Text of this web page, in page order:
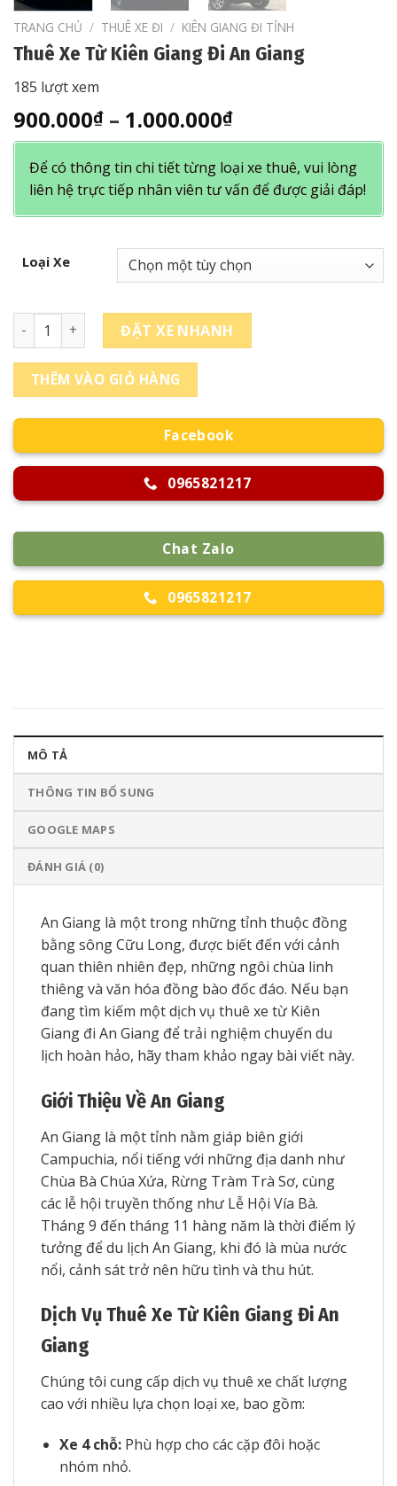
TRANG CHỦ / THUÊ XE ĐI / KIÊN GIANG ĐI TỈNH
Thuê Xe Từ Kiên Giang Đi An Giang
185 lượt xem
900.000₫ – 1.000.000₫Khoảng
giá:
từ
900.000₫
đến
1.000.000₫
Để có thông tin chi tiết từng loại xe thuê, vui lòng
liên hệ trực tiếp nhân viên tư vấn để được giải đáp!
Loại Xe
Thuê Xe Từ Kiên Giang Đi An Giang số lượng
ĐẶT XE NHANH
THÊM VÀO GIỎ HÀNG
Facebook
0965821217
Chat Zalo
0965821217
MÔ TẢ
THÔNG TIN BỔ SUNG
GOOGLE MAPS
ĐÁNH GIÁ (0)
An Giang là một trong những tỉnh thuộc đồng
bằng sông Cữu Long, được biết đến với cảnh
quan thiên nhiên đẹp, những ngôi chùa linh
thiêng và văn hóa đồng bào đốc đáo. Nếu bạn
đang tìm kiếm một dịch vụ thuê xe từ Kiên
Giang đi An Giang để trải nghiệm chuyến du
lịch hoàn hảo, hãy tham khảo ngay bài viết này.
Giới Thiệu Về An Giang
An Giang là một tỉnh nằm giáp biên giới
Campuchia, nổi tiếng với những địa danh như
Chùa Bà Chúa Xứa, Rừng Tràm Trà Sơ, cùng
các lễ hội truyền thống như Lễ Hội Vía Bà.
Tháng 9 đến tháng 11 hàng năm là thời điểm lý
tưởng để du lịch An Giang, khi đó là mùa nước
nổi, cảnh sát trở nên hữu tình và thu hút.
Dịch Vụ Thuê Xe Từ Kiên Giang Đi An
Giang
Chúng tôi cung cấp dịch vụ thuê xe chất lượng
cao với nhiều lựa chọn loại xe, bao gồm:
Xe 4 chỗ:Phù hợp cho các cặp đôi hoặc
nhóm nhỏ.